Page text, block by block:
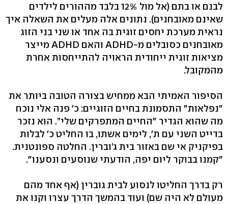
לבנם או בתם (אל מול 12% בלבד מההורים לילדים
שאינם מאובחנים). נתונים אלה מעלים את השאלה איך
נראית מערכת יחסים זוגית בה אחד או שני בני הזוג
מאובחנים כסובלים מ-ADHD והאם ADHD מייצר
מציאות זוגית ייחודית הראויה להתייחסות אחרת
מהמקובל.
הסיפור האמיתי הבא ממחיש בצורה הטובה ביותר את
"נפלאות" התסמונת בחיים הזוגיים: כ׳ פנה אלי נוכח
מה שהוא הגדיר "החיים המתפרקים שלי”. הוא נזכר
בדייט השני עם ת׳, לימים אשתו, בו החליט כ׳ לבלות
בפיקניק אי שם באזור בית ג’וברין. החלטה ספונטנית.
"קמנו בבוקר ליום יפה, הודעתי שנוסעים ונסענו".
רק בדרך החליטו לנסוע לבית גוברין (אף אחד מהם
מעולם לא היה שם) ועוד בהמשך הדרך עצרו וקנו את